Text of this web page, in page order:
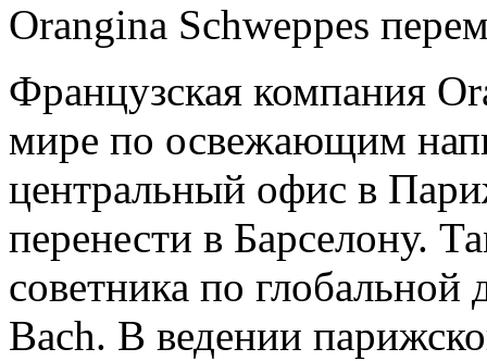
Orangina Schweppes
Французская компания
мире по освежающим
центральный офис в
перенести в Барселону.
советника по глобальной
Bach. В ведении